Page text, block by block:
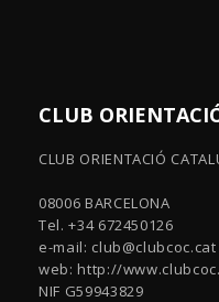
CLUB
CLUB ORIENTACIÓ
08006 BARCELONA
Tel. +34 672450126
e-mail: club@clubcoc.cat
web: http://
NIF G59943829